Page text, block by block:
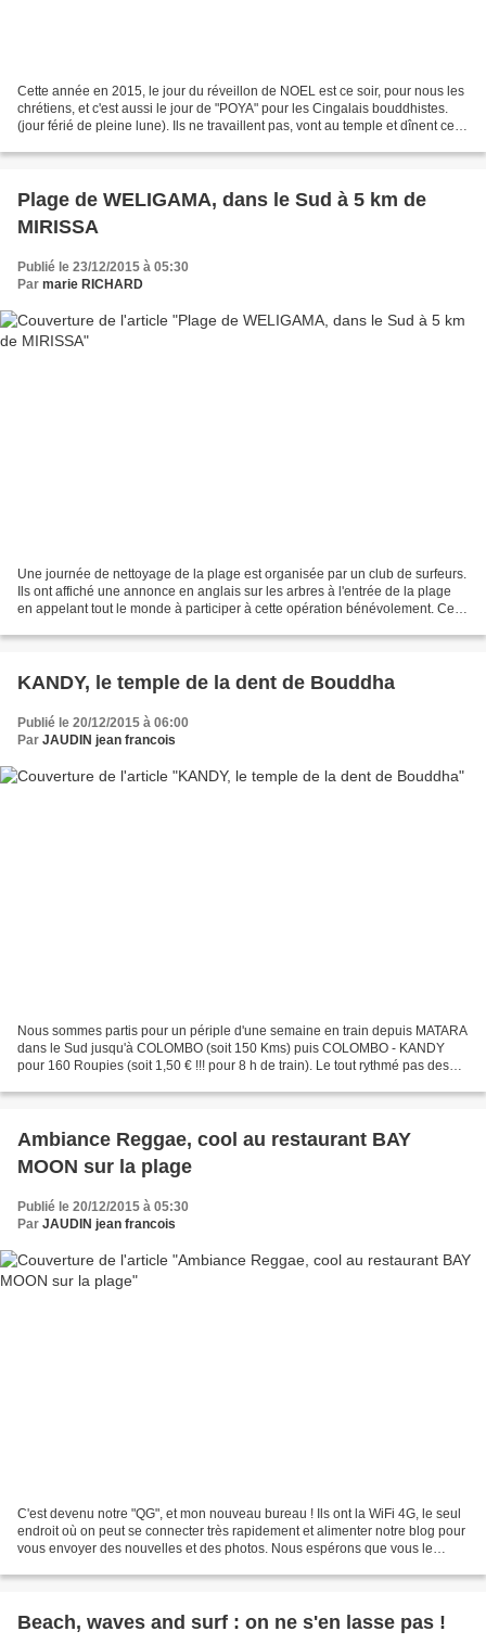
Cette année en 2015, le jour du réveillon de NOEL est ce soir, pour nous les
chrétiens, et c'est aussi le jour de "POYA" pour les Cingalais bouddhistes.
(jour férié de pleine lune). Ils ne travaillent pas, vont au temple et dînent ce
Plage de WELIGAMA, dans le Sud à 5 km de
MIRISSA
Publié le 23/12/2015 à 05:30
Par marie RICHARD
Une journée de nettoyage de la plage est organisée par un club de surfeurs.
Ils ont affiché une annonce en anglais sur les arbres à l'entrée de la plage
en appelant tout le monde à participer à cette opération bénévolement. Cela
KANDY, le temple de la dent de Bouddha
Publié le 20/12/2015 à 06:00
Par JAUDIN jean francois
Nous sommes partis pour un périple d'une semaine en train depuis MATARA
dans le Sud jusqu'à COLOMBO (soit 150 Kms) puis COLOMBO - KANDY
pour 160 Roupies (soit 1,50 € !!! pour 8 h de train). Le tout rythmé pas des
Ambiance Reggae, cool au restaurant BAY
MOON sur la plage
Publié le 20/12/2015 à 05:30
Par JAUDIN jean francois
C'est devenu notre "QG", et mon nouveau bureau ! Ils ont la WiFi 4G, le seul
endroit où on peut se connecter très rapidement et alimenter notre blog pour
vous envoyer des nouvelles et des photos. Nous espérons que vous le
Beach, waves and surf : on ne s'en lasse pas !